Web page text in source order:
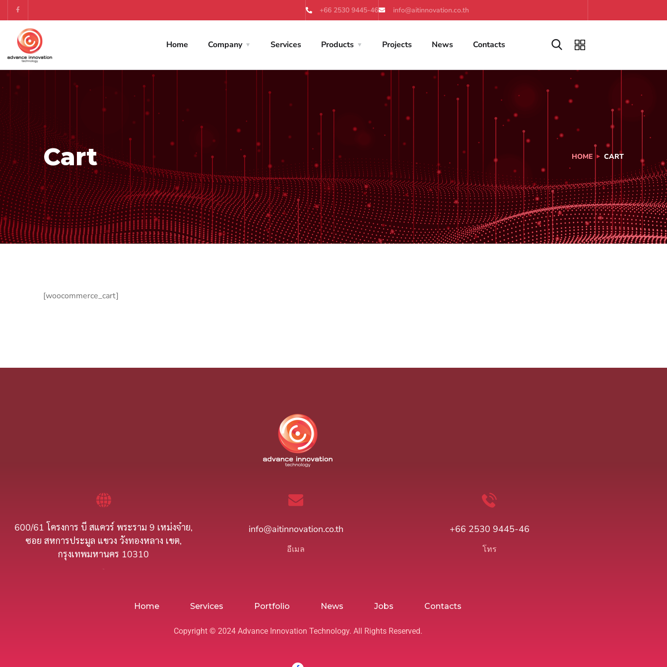
+66 2530 9445-46 info@aitinnovation.co.th
Home Company Services Products Projects News Contacts
Cart HOME CART
[woocommerce_cart]
600/61 โครงการ บี สแควร์ พระราม 9 เหม่งจ๋าย,
ซอย สหการประมูล แขวง วังทองหลาง เขต,
กรุงเทพมหานคร 10310
info@aitinnovation.co.th
อีเมล
+66 2530 9445-46
โทร
Home Services Portfolio News Jobs Contacts
Copyright © 2024 Advance Innovation Technology. All Rights Reserved.